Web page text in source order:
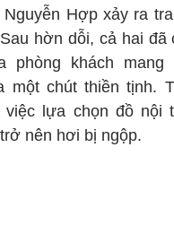
Nguyễn Hợp xảy ra
hờn dỗi, cả hai đã
phòng khách mang
một chút thiền tịnh.
việc lựa chọn đồ nội
nên hơi bị ngộp.